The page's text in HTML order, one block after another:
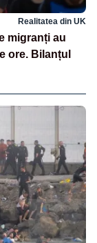
Realitatea din UK
migranți au
ore. Bilanțul